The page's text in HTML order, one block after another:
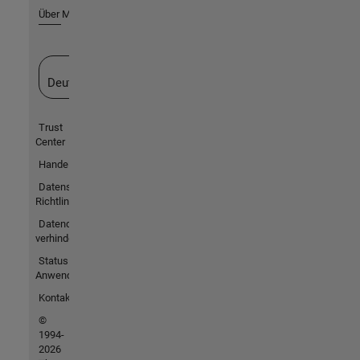
Über MathWorks
Deutschland
Trust
Center
Handelsmarken
Datenschutz-
Richtlinien
Datendiebstahl
verhindern
Status von
Anwendungen
Kontakt
©
1994-
2026